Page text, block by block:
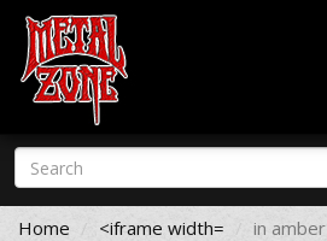
Skip
main
content
Search
form
Search
Home <iframe width= in amber